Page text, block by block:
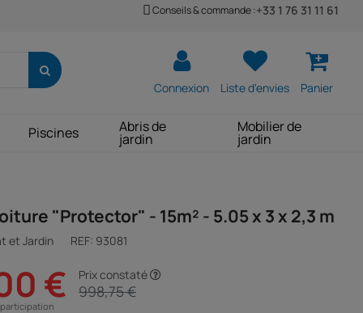
Conseils & commande :+33 1 76 31 11 61
Connexion Liste d'envies Panier
Piscines Abris de
jardin
Mobilier de
jardin
"Protector" - 15m² - 5.05 x 3 x 2,3 m
et Jardin REF: 93081
€ Prix constaté
998,75 €